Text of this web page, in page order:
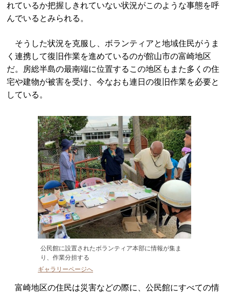
れているか把握しきれていない状況がこのような事態を呼
んでいるとみられる。
そうした状況を克服し、ボランティアと地域住民がうま
く連携して復旧作業を進めているのが館山市の富崎地区
だ。房総半島の最南端に位置するこの地区もまた多くの住
宅や建物が被害を受け、今なおも連日の復旧作業を必要と
している。
公民館に設置されたボランティア本部に情報が集ま
り、作業分担する
ギャラリーページへ
富崎地区の住民は災害などの際に、公民館にすべての情